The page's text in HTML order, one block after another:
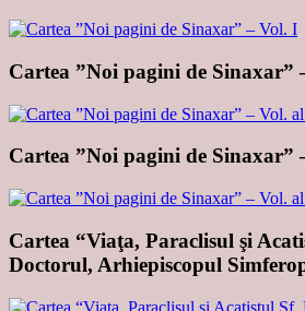
Cartea ”Noi pagini de Sinaxar”
Cartea ”Noi pagini de Sinaxar”
Cartea “Viaţa, Paraclisul şi
Doctorul, Arhiepiscopul